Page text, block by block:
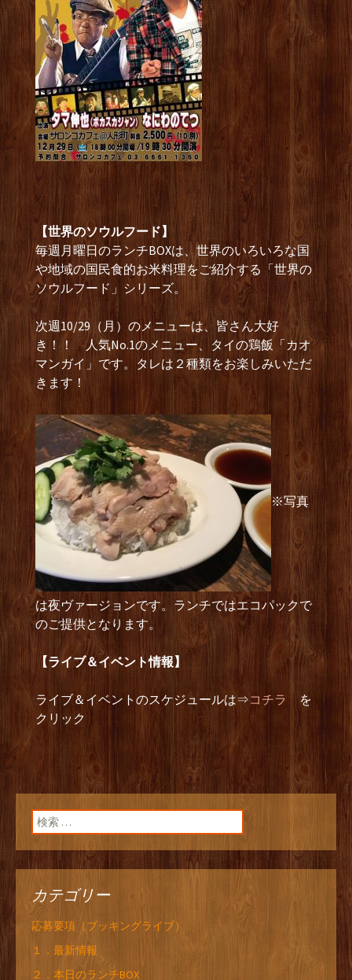
【世界のソウルフード】
毎週月曜日のランチBOXは、世界のいろいろな国
や地域の国民食的お米料理をご紹介する「世界の
ソウルフード」シリーズ。
次週10/29（月）のメニューは、皆さん大好
き！！ 人気No.1のメニュー、タイの鶏飯「カオ
マンガイ」です。タレは２種類をお楽しみいただ
きます！
※写真
は夜ヴァージョンです。ランチではエコパックで
のご提供となります。
【ライブ＆イベント情報】
ライブ＆イベントのスケジュールは⇒コチラ を
クリック
検索:
カテゴリー
応募要項（ブッキングライブ）
１．最新情報
２．本日のランチBOX